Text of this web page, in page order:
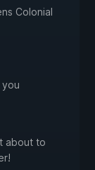
Colonial
about to